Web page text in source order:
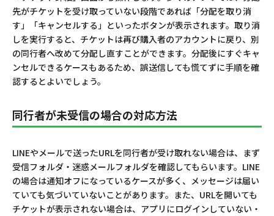
先がチケットを受け取っていない段階であれば「分配を取り消
す」「キャンセルする」といったボタンが表示されます。取り消
しを実行すると、チケットは再び購入者のアカウントに戻り、別
の同行者へ改めて分配し直すことができます。分配後にすぐキャ
ンセルできるケースもあるため、誤送信しても慌てずに手順を確
認するとよいでしょう。
同行者が未受信の場合の対応方法
LINEやメールで送ったURLを同行者が受け取れない場合は、まず
受信フォルダ・迷惑メールフォルダを確認してもらいます。LINE
の場合は通知オフになっているケースが多く、メッセージは届い
ていても気づいていないことがあります。また、URLを開いても
チケットが表示されない場合は、アプリにログインしていない・